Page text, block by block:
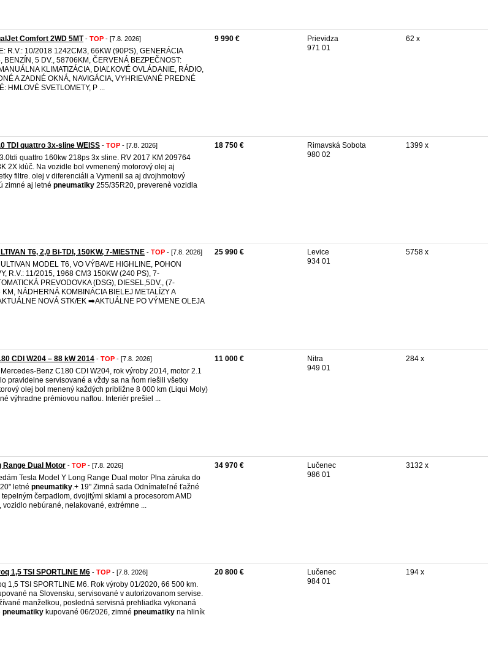
Comfort 2WD 5MT- TOP - [7.8. 2026]
R.V.: 10/2018 1242CM3, 66KW (90PS), GENERÁCIA
BENZÍN, 5 DV., 58706KM, ČERVENÁ BEZPEČNOST:
KLIMATIZÁCIA, DIAĽKOVÉ OVLÁDANIE, RÁDIO,
A ZADNÉ OKNÁ, NAVIGÁCIA, VYHRIEVANÉ PREDNÉ
HMLOVÉ SVETLOMETY, P ...
9 990 €
Prievidza
971 01
62 x
TDI quattro 3x-sline WEISS - TOP - [7.8. 2026]
quattro 160kw 218ps 3x sline. RV 2017 KM 209764
2X klùč. Na vozidle bol vvmenený motorový olej aj
filtre. olej v diferenciáli a Vymenil sa aj dvojhmotový
zimné aj letné pneumatiky 255/35R20, preverenè vozidla
18 750 €
Rimavská Sobota
980 02
1399 x
T6, 2,0 Bi-TDI, 150KW, 7-MIESTNE - TOP - [7.8. 2026]
MODEL T6, VO VÝBAVE HIGHLINE, POHON
R.V.: 11/2015, 1968 CM3 150KW (240 PS), 7-
PREVODOVKA (DSG), DIESEL,5DV., (7-
NÁDHERNÁ KOMBINÁCIA BIELEJ METALÍZY A
NOVÁ STK/EK ➡️AKTUÁLNE PO VÝMENE OLEJA
25 990 €
Levice
934 01
5758 x
CDI W204 – 88 kW 2014 - TOP - [7.8. 2026]
Benz C180 CDI W204, rok výroby 2014, motor 2.1
pravidelne servisované a vždy sa na ňom riešili všetky
olej bol menený každých približne 8 000 km (Liqui Moly)
výhradne prémiovou naftou. Interiér prešiel ...
11 000 €
Nitra
949 01
284 x
Range Dual Motor - TOP - [7.8. 2026]
Tesla Model Y Long Range Dual motor Plna záruka do
letné pneumatiky.+ 19" Zimná sada Odnímateľné ťažné
čerpadlom, dvojitými sklami a procesorom AMD
vozidlo nebúrané, nelakované, extrémne ...
34 970 €
Lučenec
986 01
3132 x
1,5 TSI SPORTLINE M6 - TOP - [7.8. 2026]
1,5 TSI SPORTLINE M6. Rok výroby 01/2020, 66 500 km.
na Slovensku, servisované v autorizovanom servise.
manželkou, posledná servisná prehliadka vykonaná
pneumatiky kupované 06/2026, zimné pneumatiky na hliník
20 800 €
Lučenec
984 01
194 x